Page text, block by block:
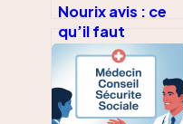
Nourix avis : ce
qu’il faut
vraiment savoir
avant de se lancer